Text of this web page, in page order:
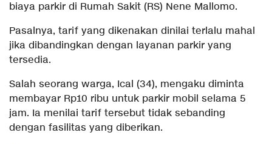
biaya parkir di Rumah Sakit (RS) Nene Mallomo.
Pasalnya, tarif yang dikenakan dinilai terlalu mahal
jika dibandingkan dengan layanan parkir yang
tersedia.
Salah seorang warga, Ical (34), mengaku diminta
membayar Rp10 ribu untuk parkir mobil selama 5
jam. Ia menilai tarif tersebut tidak sebanding
dengan fasilitas yang diberikan.